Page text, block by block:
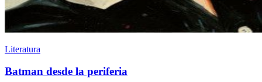
Literatura
Batman desde la periferia